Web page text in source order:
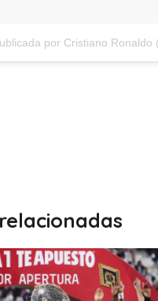
por Cristiano Ronaldo